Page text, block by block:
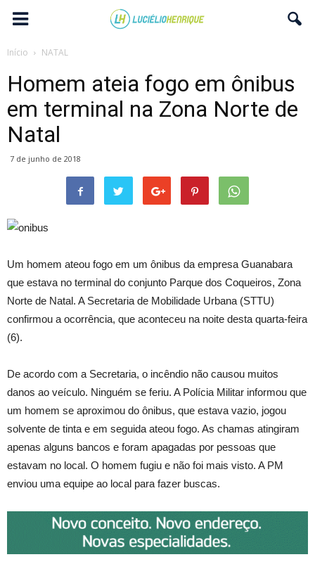
Início NATAL
Homem ateia fogo em ônibus
em terminal na Zona Norte de
Natal
7 de junho de 2018
Um homem ateou fogo em um ônibus da empresa Guanabara
que estava no terminal do conjunto Parque dos Coqueiros, Zona
Norte de Natal. A Secretaria de Mobilidade Urbana (STTU)
confirmou a ocorrência, que aconteceu na noite desta quarta-feira
(6).
De acordo com a Secretaria, o incêndio não causou muitos
danos ao veículo. Ninguém se feriu. A Polícia Militar informou que
um homem se aproximou do ônibus, que estava vazio, jogou
solvente de tinta e em seguida ateou fogo. As chamas atingiram
apenas alguns bancos e foram apagadas por pessoas que
estavam no local. O homem fugiu e não foi mais visto. A PM
enviou uma equipe ao local para fazer buscas.